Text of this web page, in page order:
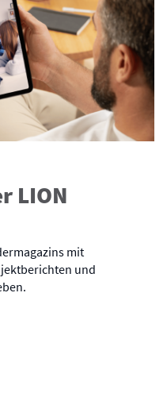
LION
mit
und